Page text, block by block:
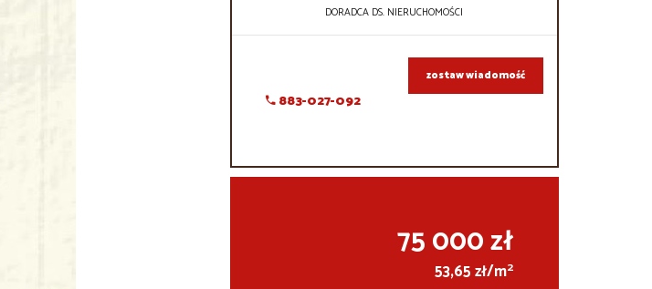
DORADCA DS. NIERUCHOMOŚCI
883-027-092
zostaw wiadomość
75 000 zł
53,65 zł/m2